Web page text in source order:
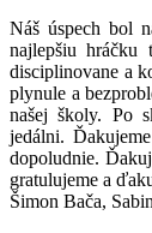
Náš úspech bol
najlepšiu
disciplinovane a
plynule a
našej školy. Po
jedálni.
dopoludnie.
gratulujeme a
Šimon Bača,